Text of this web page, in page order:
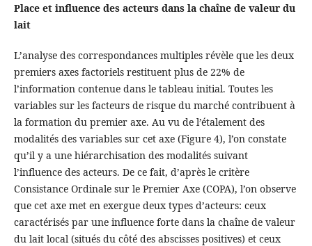
Place et influence des acteurs dans la chaîne de valeur du
lait
L’analyse des correspondances multiples révèle que les deux
premiers axes factoriels restituent plus de 22% de
l’information contenue dans le tableau initial. Toutes les
variables sur les facteurs de risque du marché contribuent à
la formation du premier axe. Au vu de l’étalement des
modalités des variables sur cet axe (Figure 4), l’on constate
qu’il y a une hiérarchisation des modalités suivant
l’influence des acteurs. De ce fait, d’après le critère
Consistance Ordinale sur le Premier Axe (COPA), l’on observe
que cet axe met en exergue deux types d’acteurs: ceux
caractérisés par une influence forte dans la chaîne de valeur
du lait local (situés du côté des abscisses positives) et ceux